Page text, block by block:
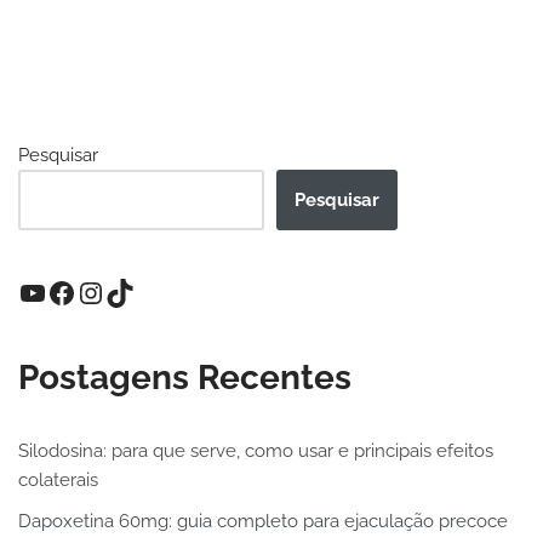
Pesquisar
Pesquisar
Postagens Recentes
Silodosina: para que serve, como usar e principais efeitos
colaterais
Dapoxetina 60mg: guia completo para ejaculação precoce